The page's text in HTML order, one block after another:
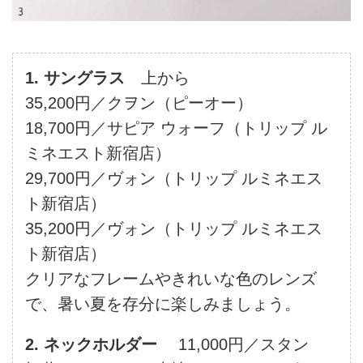
1. サングラス 上から
35,200円／クヲン（ピーオー）
18,700円／サピア ウォーフ（トリップ ル
ミネエスト新宿店）
29,700円／ヴォン（トリップ ルミネエス
ト新宿店）
35,200円／ヴォン（トリップ ルミネエス
ト新宿店）
クリアなフレームやきれいな色のレンズ
で、暑い夏を存分に楽しみましょう。
2. ネックホルダー 11,000円／スタン